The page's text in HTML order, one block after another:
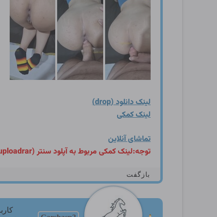
لینک دانلود (drop)
لینک کمکی
تماشای آنلاین
توجه:لینک کمکی مربوط به آپلود سنتر (uploadrar) می باشد،برای دانلود از این سایت،لینک کمکی را کپی کرده و در مروگر خود در تب یا صفحه جدید جایگذاری کنید.
بازگفت